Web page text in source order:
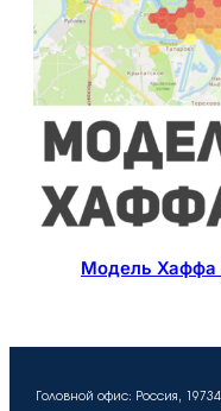
Модель Хаффа
Головной офис: Россия,